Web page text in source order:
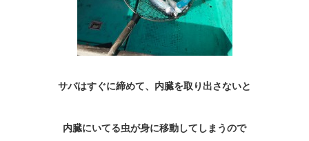
サバはすぐに締めて、内臓を取り出さないと
内臓にいてる虫が身に移動してしまうので